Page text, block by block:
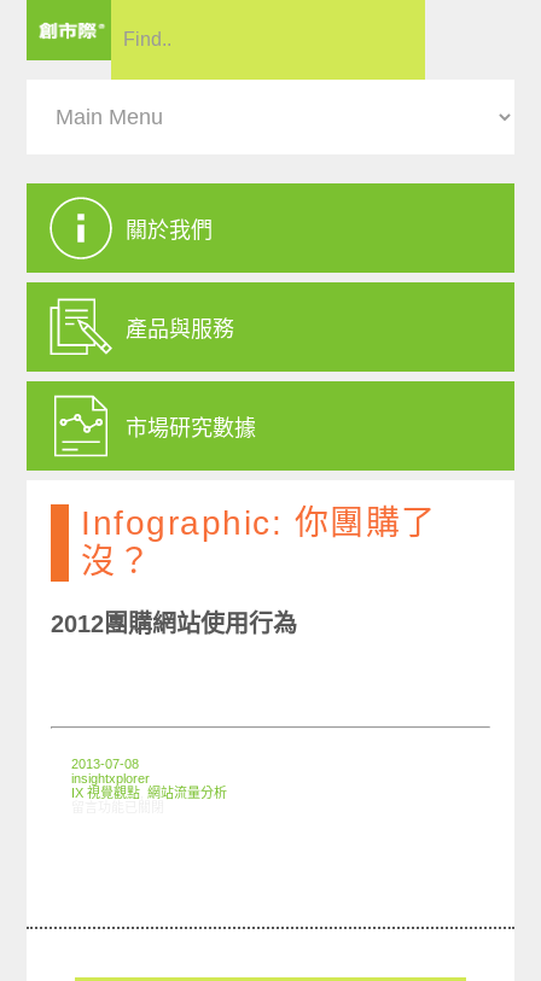
關於我們
產品與服務
市場研究數據
Infographic: 你團購了
沒？
2012團購網站使用行為
2013-07-08
insightxplorer
IX 視覺觀點 ,網站流量分析